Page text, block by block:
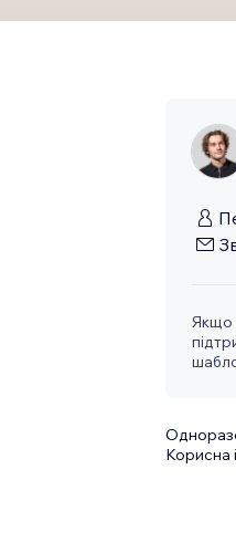
Якщо
Корисна